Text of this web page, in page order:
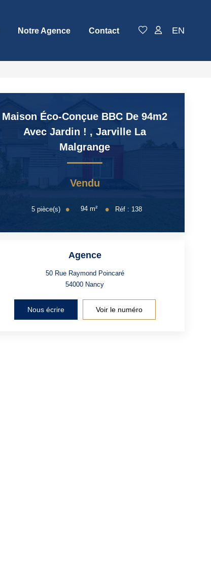
Notre Agence Contact EN
Maison Éco-Conçue BBC De 94m2
Avec Jardin ! ,Jarville La
Malgrange
Vendu
5pièce(s) 94m² Réf : 138
Agence
50 Rue Raymond Poincaré
54000 Nancy
Nous écrire Voir le numéro